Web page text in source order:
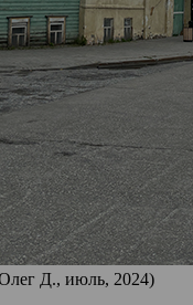
Олег Д., июль, 2024)